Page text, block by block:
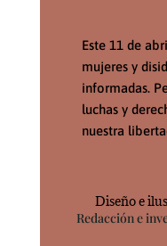
Este 11 de
mujeres y
informadas.
luchas y
nuestra
Diseño e
Redacción e